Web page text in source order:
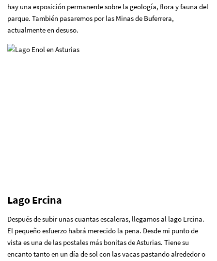
hay una exposición permanente sobre la geología, flora y fauna del
parque. También pasaremos por las Minas de Buferrera,
actualmente en desuso.
Lago Ercina
Después de subir unas cuantas escaleras, llegamos al lago Ercina.
El pequeño esfuerzo habrá merecido la pena. Desde mi punto de
vista es una de las postales más bonitas de Asturias. Tiene su
encanto tanto en un día de sol con las vacas pastando alrededor o